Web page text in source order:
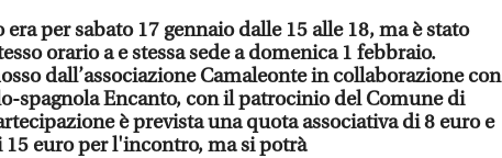
era per sabato 17 gennaio dalle 15 alle 18, ma è stato
orario a e stessa sede a domenica 1 febbraio.
dall’associazione Camaleonte in collaborazione con
spagnola Encanto, con il patrocinio del Comune di
è prevista una quota associativa di 8 euro e
euro per l'incontro, ma si potrà